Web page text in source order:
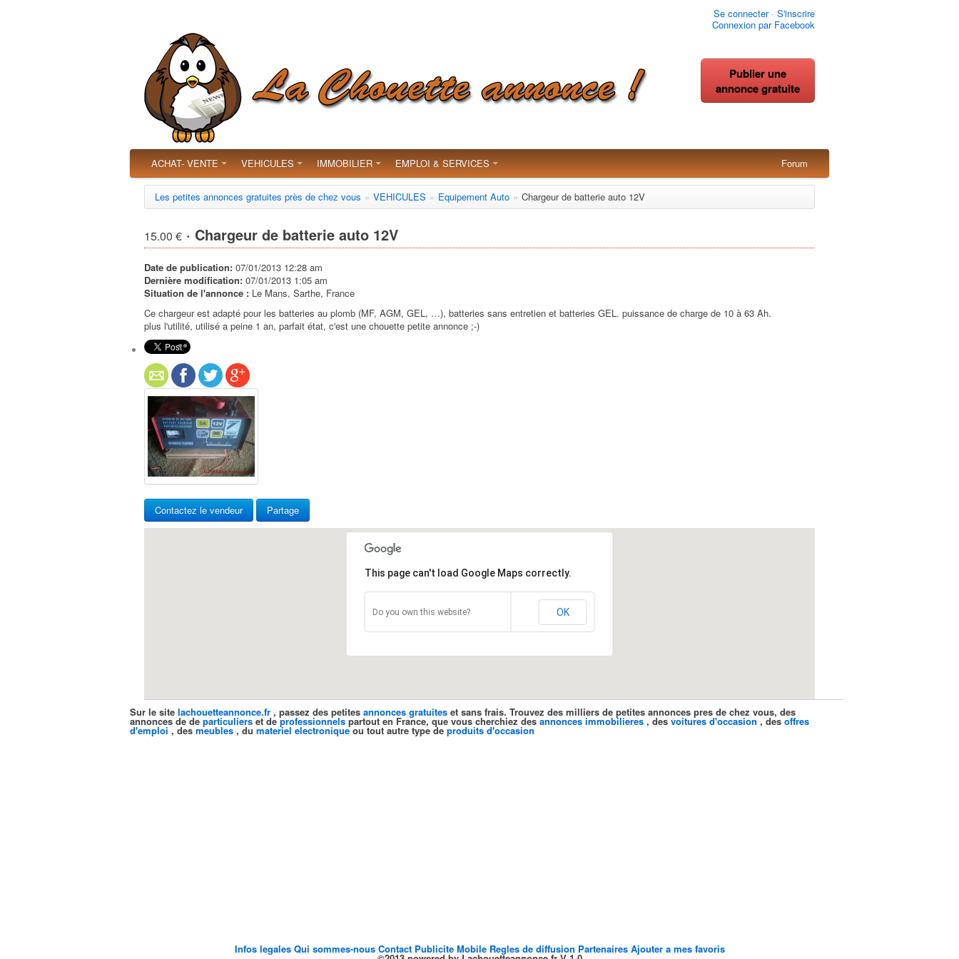
Se connecter· S'inscrire
Connexion par Facebook
Publier une
annonce gratuite
ACHAT- VENTE VEHICULES IMMOBILIER EMPLOI & SERVICES Forum
Les petites annonces gratuites près de chez vous » VEHICULES » Equipement Auto » Chargeur de batterie auto 12V
15.00 € · Chargeur de batterie auto 12V
Date de publication: 07/01/2013 12:28 am
Dernière modification: 07/01/2013 1:05 am
Situation de l'annonce : Le Mans, Sarthe, France
Ce chargeur est adapté pour les batteries au plomb (MF, AGM, GEL, …), batteries sans entretien et batteries GEL. puissance de charge de 10 à 63 Ah.
plus l'utilité, utilisé a peine 1 an, parfait état, c'est une chouette petite annonce ;-)
Contactez le vendeur Partage
This page can't load Google Maps correctly.
Do you own this website? OK
Sur le site lachouetteannonce.fr , passez des petites annonces gratuites et sans frais. Trouvez des milliers de petites annonces pres de chez vous, des
annonces de de particuliers et deprofessionnels partout en France, que vous cherchiez des annonces immobilieres , des voitures d'occasion , des offres
d'emploi , des meubles , du materiel electroniqueou tout autre type de produits d'occasion
Infos legales Qui sommes-nous Contact Publicite Mobile Regles de diffusion Partenaires Ajouter a mes favoris